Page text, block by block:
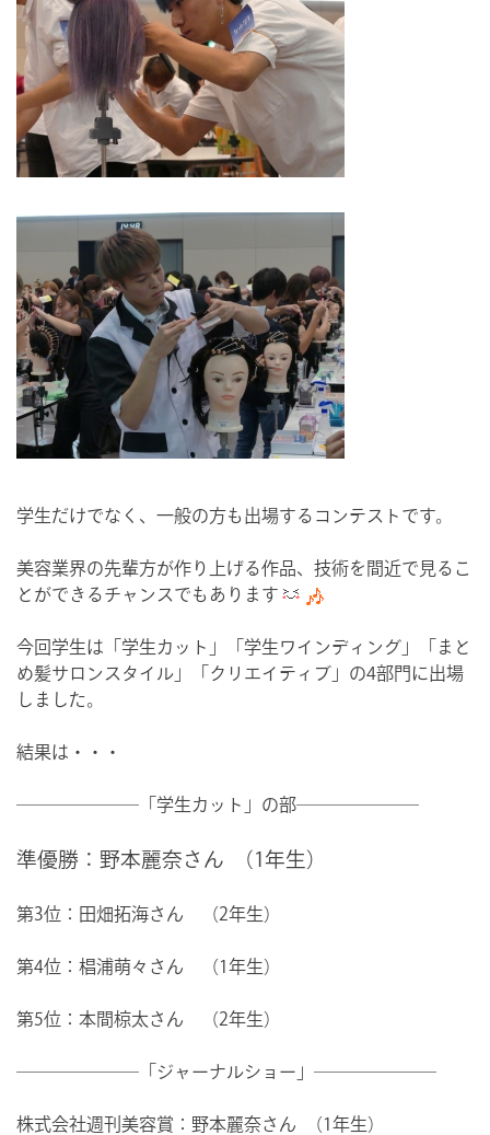
学生だけでなく、一般の方も出場するコンテストです。
美容業界の先輩方が作り上げる作品、技術を間近で見るこ
とができるチャンスでもあります
今回学生は「学生カット」「学生ワインディング」「まと
め髪サロンスタイル」「クリエイティブ」の4部門に出場
しました。
結果は・・・
―――――――「学生カット」の部―――――――
準優勝：野本麗奈さん （1年生）
第3位：田畑拓海さん （2年生）
第4位：椙浦萌々さん （1年生）
第5位：本間椋太さん （2年生）
―――――――「ジャーナルショー」―――――――
株式会社週刊美容賞： 野本麗奈さん （1年生）